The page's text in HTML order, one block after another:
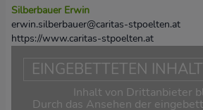
Silberbauer Erwin
erwin.silberbauer@caritas-stpoelten.at
https://www.caritas-stpoelten.at
EINGEBETTETEN
Inhalt von Drittanbieter
Durch das Ansehen der